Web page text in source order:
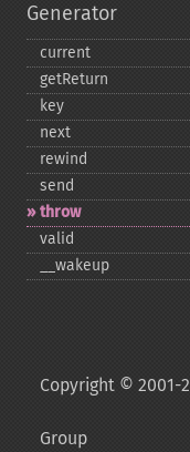
Generator
current
getReturn
key
next
rewind
send
throw
valid
_​_​wakeup
Copyright © 2001-
Group